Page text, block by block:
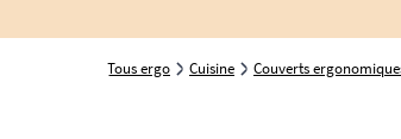
Tous ergo Cuisine Couverts